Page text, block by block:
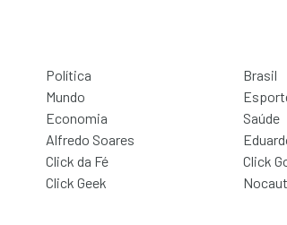
Política
Brasil
Mundo
Economia
Saúde
Alfredo Soares
Click da Fé
Click
Click Geek